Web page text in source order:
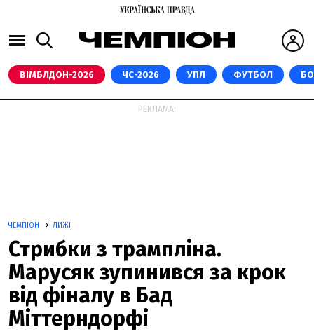
ВІМБЛДОН-2026 ЧС-2026 УПЛ ФУТБОЛ
РЕКЛАМА:
ЧЕМПІОН ЛИЖІ
Стрибки з трампліна.
Марусяк зупинився за крок
від фіналу в Бад
Міттерндорфі